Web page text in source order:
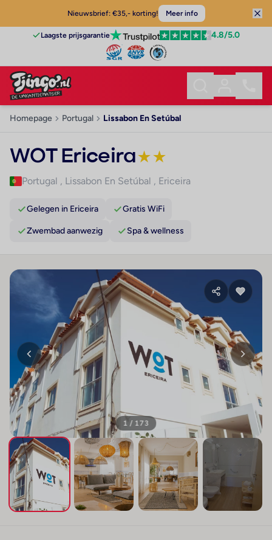
Nieuwsbrief: €35,- korting! Meer info
Laagste prijsgarantie 4.8/5.0
Homepage Portugal Lissabon En Setúbal
WOT Ericeira★★
Portugal , Lissabon En Setúbal , Ericeira
Gelegen in Ericeira Gratis WiFi
Zwembad aanwezig Spa & wellness
1 / 173